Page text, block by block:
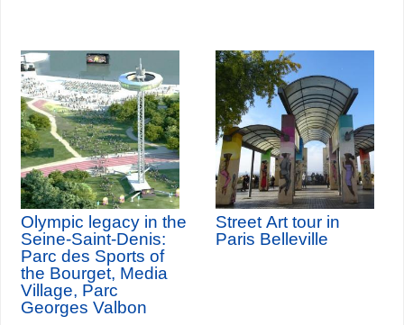
Olympic legacy in the
Seine-Saint-Denis:
Parc des Sports of
the Bourget, Media
Village, Parc
Georges Valbon
Street Art tour in
Paris Belleville